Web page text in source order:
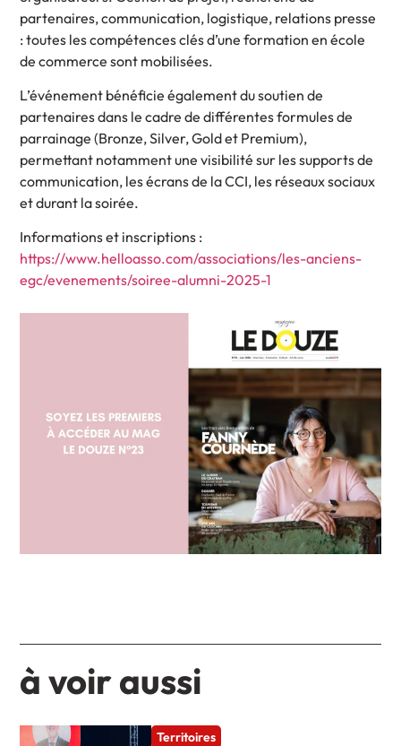
partenaires, communication, logistique, relations presse
: toutes les compétences clés d’une formation en école
de commerce sont mobilisées.
L’événement bénéficie également du soutien de
partenaires dans le cadre de différentes formules de
parrainage (Bronze, Silver, Gold et Premium),
permettant notamment une visibilité sur les supports de
communication, les écrans de la CCI, les réseaux sociaux
et durant la soirée.
Informations et inscriptions :
https://www.helloasso.com/associations/les-anciens-
egc/evenements/soiree-alumni-2025-1
à voir aussi
Territoires